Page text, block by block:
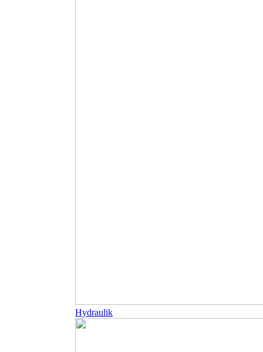
Hydraulik